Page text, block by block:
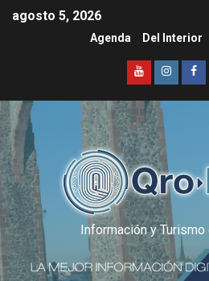
agosto 5, 2026
Agenda Del Interior
Información y Turismo